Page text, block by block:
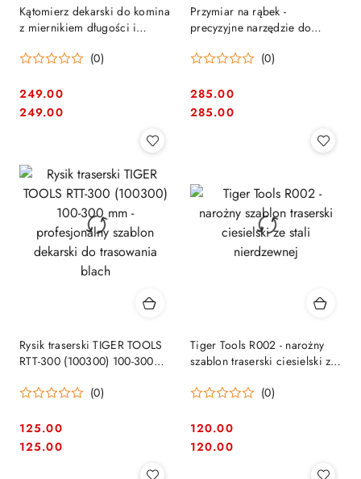
Kątomierz dekarski do komina
z miernikiem długości i
MARCUS
(0)
Cena:
249.00
Cena:
249.00
Przymiar na rąbek -
precyzyjne narzędzie do
SHOOTER MARCUS
(0)
Cena:
285.00
Cena:
285.00
Rysik traserski TIGER TOOLS
RTT-300 (100300) 100-300
dekarski do trasowania blach
(0)
Cena:
125.00
Cena:
125.00
Tiger Tools R002 - narożny
szablon traserski ciesielski ze
(0)
Cena:
120.00
Cena:
120.00